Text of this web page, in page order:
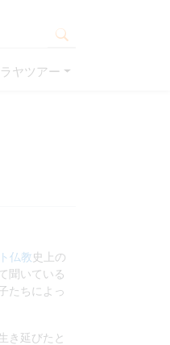
ヤツアー
仏教史上の
聞いている
たちによっ
き延びたと